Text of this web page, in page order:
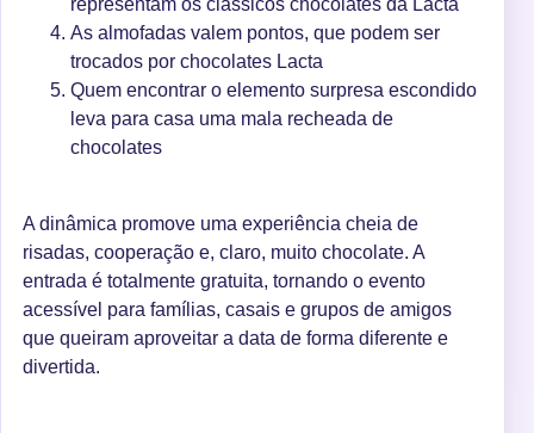
As almofadas valem pontos, que podem ser
trocados por chocolates Lacta
Quem encontrar o elemento surpresa escondido
leva para casa uma mala recheada de
chocolates
A dinâmica promove uma experiência cheia de
risadas, cooperação e, claro, muito chocolate. A
entrada é totalmente gratuita, tornando o evento
acessível para famílias, casais e grupos de amigos
que queiram aproveitar a data de forma diferente e
divertida.